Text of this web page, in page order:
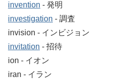
invention ‐ 発明
investigation ‐ 調査
invision ‐ インビジョン
invitation ‐ 招待
ion ‐ イオン
iran ‐ イラン